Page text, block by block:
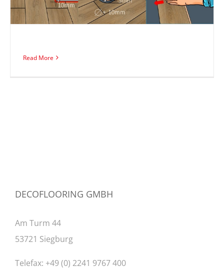
Read More
DECOFLOORING GMBH
Am Turm 44
53721 Siegburg
Telefax: +49 (0) 2241 9767 400